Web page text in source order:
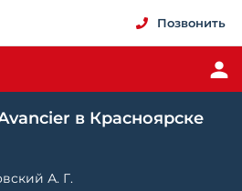
Позвонить
в Красноярске
А. Г.